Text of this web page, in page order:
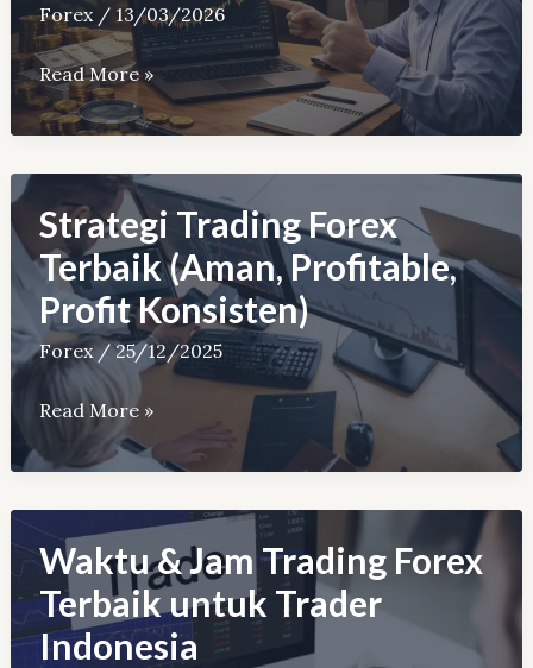
Forex/ 13/03/2026
Kriteria
Broker
Forex
Terbaik
untuk
Pemula
Read More »
Strategi Trading Forex
Terbaik (Aman, Profitable,
Profit Konsisten)
Forex/25/12/2025
Strategi
Trading
Forex
Terbaik
(Aman,
Profitable,
Profit
Konsisten)
Read More »
Waktu & Jam Trading Forex
Terbaik untuk Trader
Indonesia